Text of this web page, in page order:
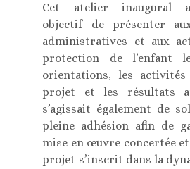
Cet atelier inaugural
objectif de présenter
administratives et aux
protection de l’enfant
orientations, les
projet et les résultats
s’agissait également de
pleine adhésion afin de
mise en œuvre concertée et
projet s’inscrit dans la